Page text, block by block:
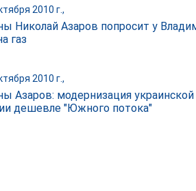
2010 г.,
Николай Азаров попросит у
газ
2010 г.,
Азаров: модернизация
дешевле "Южного потока"